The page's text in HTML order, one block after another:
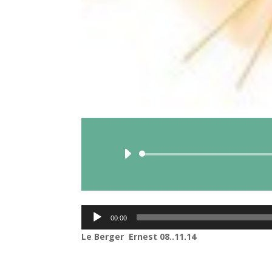
Lecteur
00:00
Le Berger Ernest 08..11.14